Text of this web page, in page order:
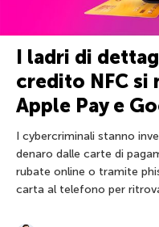
I ladri di
credito NFC si
Apple Pay e
I cybercriminali stanno
denaro dalle carte di
rubate online o tramite
carta al telefono per